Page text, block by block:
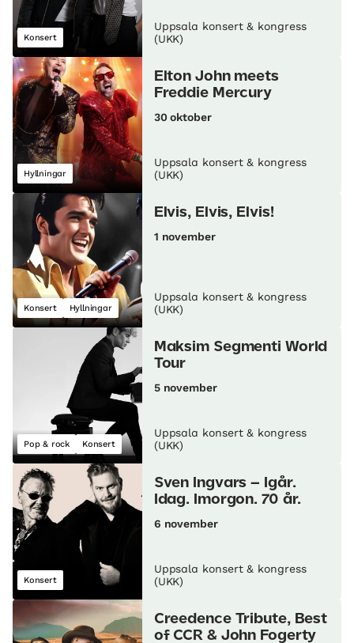
Konsert
Uppsala konsert & kongress
(UKK)
Hyllningar
Elton John meets
Freddie Mercury
30 oktober
Uppsala konsert & kongress
(UKK)
Konsert Hyllningar
Elvis, Elvis, Elvis!
1 november
Uppsala konsert & kongress
(UKK)
Pop & rock Konsert
Maksim Segmenti World
Tour
5 november
Uppsala konsert & kongress
(UKK)
Konsert
Sven Ingvars – Igår.
Idag. Imorgon. 70 år.
6 november
Uppsala konsert & kongress
(UKK)
Creedence Tribute, Best
of CCR & John Fogerty